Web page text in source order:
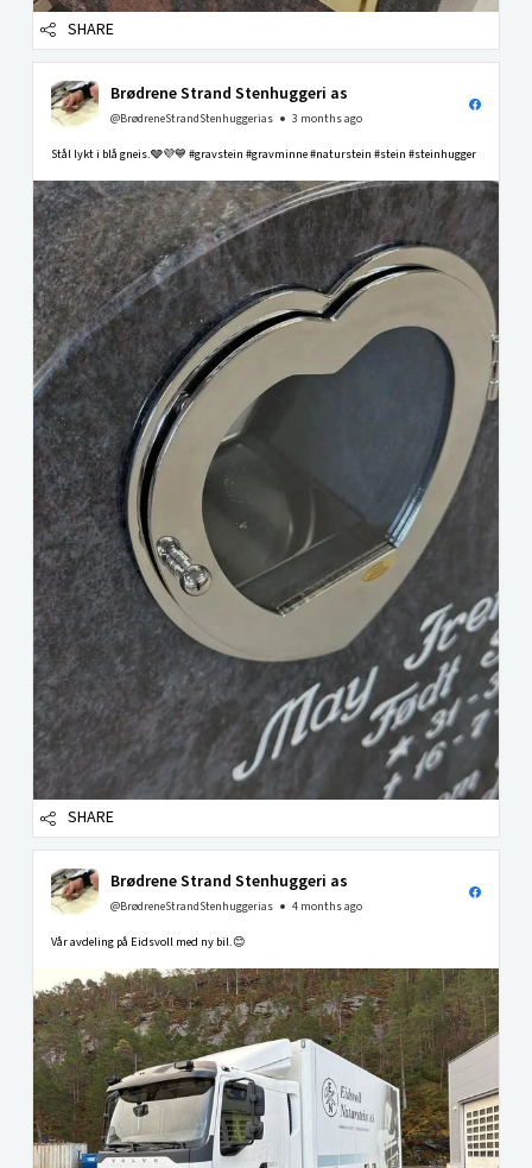
SHARE
Brødrene Strand Stenhuggeri as
@BrødreneStrandStenhuggerias 3 months ago
Stål lykt i blå gneis.🩶💜💙 #gravstein #gravminne #naturstein #stein #steinhugger
SHARE
Brødrene Strand Stenhuggeri as
@BrødreneStrandStenhuggerias 4 months ago
Vår avdeling på Eidsvoll med ny bil.😊